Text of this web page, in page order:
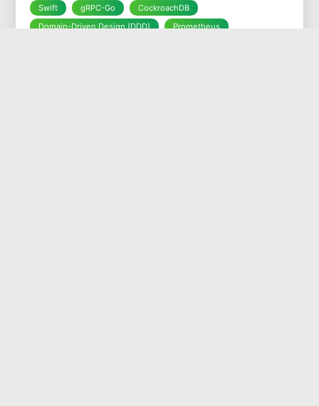
Swift gRPC-Go
CockroachDB
Domain-Driven Design (DDD)
Prometheus